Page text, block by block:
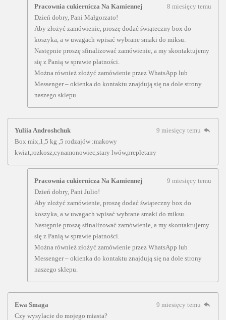
Pracownia cukiernicza Na Kamiennej
8 miesięcy temu
Dzień dobry, Pani Małgorzato!
Aby złożyć zamówienie, proszę dodać świąteczny box do
koszyka, a w uwagach wpisać wybrane smaki do miksu.
Następnie proszę sfinalizować zamówienie, a my skontaktujemy
się z Panią w sprawie płatności.
Można również złożyć zamówienie przez WhatsApp lub
Messenger – okienka do kontaktu znajdują się na dole strony
naszego sklepu.
Yuliia Androshchuk
9 miesięcy temu
Box mix,1,5 kg ,5 rodzajów :makowy
kwiat,rozkosz,cynamonowiec,stary lwów,prepletany
Pracownia cukiernicza Na Kamiennej
9 miesięcy temu
Dzień dobry, Pani Julio!
Aby złożyć zamówienie, proszę dodać świąteczny box do
koszyka, a w uwagach wpisać wybrane smaki do miksu.
Następnie proszę sfinalizować zamówienie, a my skontaktujemy
się z Panią w sprawie płatności.
Można również złożyć zamówienie przez WhatsApp lub
Messenger – okienka do kontaktu znajdują się na dole strony
naszego sklepu.
Ewa Smaga
9 miesięcy temu
Czy wysylacie do mojego miasta?